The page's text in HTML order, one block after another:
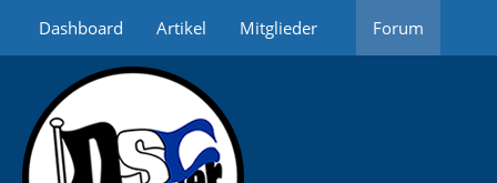
Dashboard Artikel Mitglieder Forum